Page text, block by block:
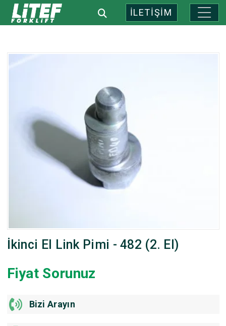
İLETİŞİM
İkinci El Link Pimi - 482 (2. El)
Fiyat Sorunuz
Bizi Arayın